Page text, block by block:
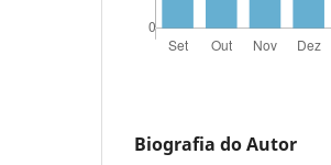
Biografia do Autor